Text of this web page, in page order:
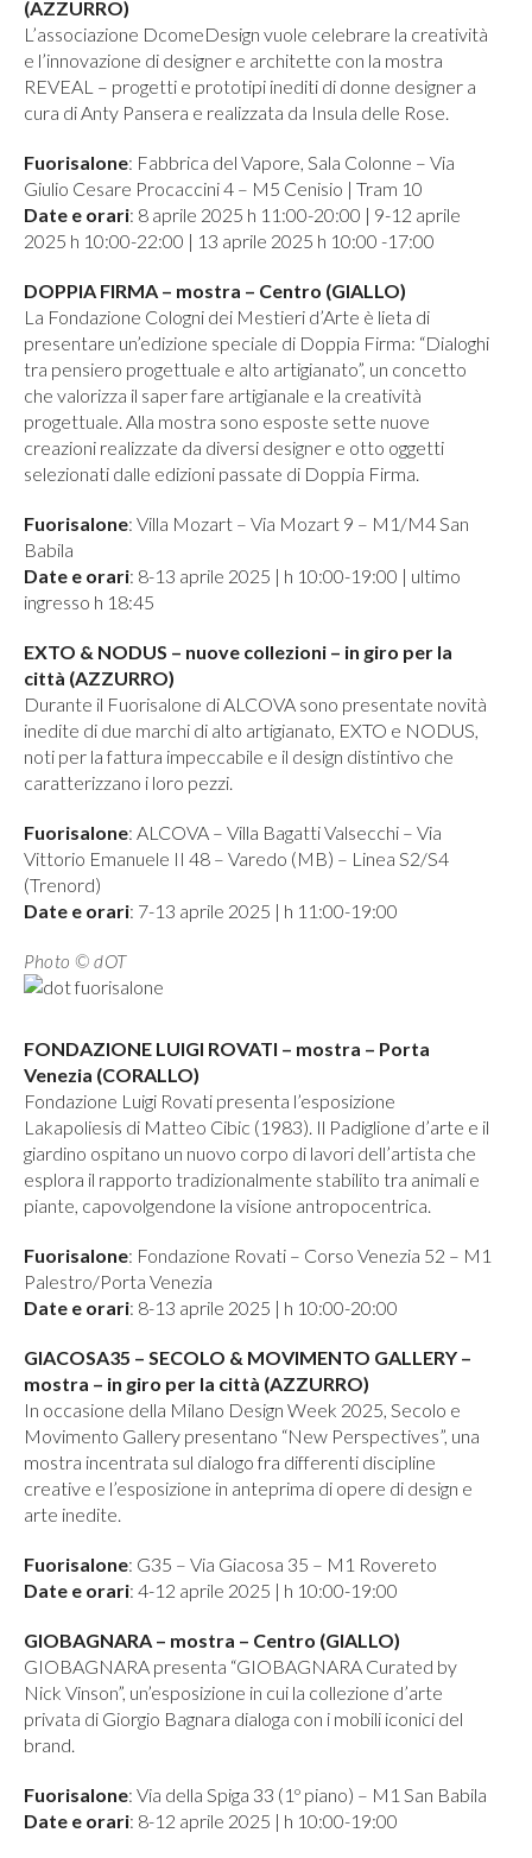
(AZZURRO)
L’associazione DcomeDesign vuole celebrare la creatività
e l’innovazione di designer e architette con la mostra
REVEAL – progetti e prototipi inediti di donne designer a
cura di Anty Pansera e realizzata da Insula delle Rose.
Fuorisalone: Fabbrica del Vapore, Sala Colonne – Via
Giulio Cesare Procaccini 4 – M5 Cenisio | Tram 10
Date e orari: 8 aprile 2025 h 11:00-20:00 | 9-12 aprile
2025 h 10:00-22:00 | 13 aprile 2025 h 10:00 -17:00
DOPPIA FIRMA – mostra – Centro (GIALLO)
La Fondazione Cologni dei Mestieri d’Arte è lieta di
presentare un’edizione speciale di Doppia Firma: “Dialoghi
tra pensiero progettuale e alto artigianato”, un concetto
che valorizza il saper fare artigianale e la creatività
progettuale. Alla mostra sono esposte sette nuove
creazioni realizzate da diversi designer e otto oggetti
selezionati dalle edizioni passate di Doppia Firma.
Fuorisalone: Villa Mozart – Via Mozart 9 – M1/M4 San
Babila
Date e orari: 8-13 aprile 2025 | h 10:00-19:00 | ultimo
ingresso h 18:45
EXTO & NODUS – nuove collezioni – in giro per la
città (AZZURRO)
Durante il Fuorisalone di ALCOVA sono presentate novità
inedite di due marchi di alto artigianato, EXTO e NODUS,
noti per la fattura impeccabile e il design distintivo che
caratterizzano i loro pezzi.
Fuorisalone: ALCOVA – Villa Bagatti Valsecchi – Via
Vittorio Emanuele II 48 – Varedo (MB) – Linea S2/S4
(Trenord)
Date e orari: 7-13 aprile 2025 | h 11:00-19:00
Photo © dOT
FONDAZIONE LUIGI ROVATI – mostra – Porta
Venezia (CORALLO)
Fondazione Luigi Rovati presenta l’esposizione
Lakapoliesis di Matteo Cibic (1983). Il Padiglione d’arte e il
giardino ospitano un nuovo corpo di lavori dell’artista che
esplora il rapporto tradizionalmente stabilito tra animali e
piante, capovolgendone la visione antropocentrica.
Fuorisalone: Fondazione Rovati – Corso Venezia 52 – M1
Palestro/Porta Venezia
Date e orari: 8-13 aprile 2025 | h 10:00-20:00
GIACOSA35 – SECOLO & MOVIMENTO GALLERY –
mostra – in giro per la città (AZZURRO)
In occasione della Milano Design Week 2025, Secolo e
Movimento Gallery presentano “New Perspectives”, una
mostra incentrata sul dialogo fra differenti discipline
creative e l’esposizione in anteprima di opere di design e
arte inedite.
Fuorisalone: G35 – Via Giacosa 35 – M1 Rovereto
Date e orari: 4-12 aprile 2025 | h 10:00-19:00
GIOBAGNARA – mostra – Centro (GIALLO)
GIOBAGNARA presenta “GIOBAGNARA Curated by
Nick Vinson”, un’esposizione in cui la collezione d’arte
privata di Giorgio Bagnara dialoga con i mobili iconici del
brand.
Fuorisalone: Via della Spiga 33 (1º piano) – M1 San Babila
Date e orari: 8-12 aprile 2025 | h 10:00-19:00